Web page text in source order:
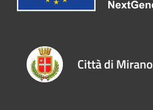
Città di Mirano